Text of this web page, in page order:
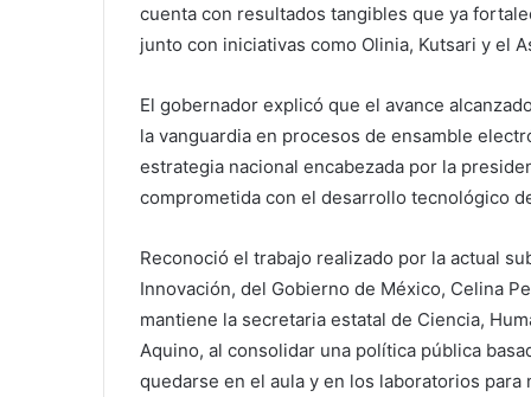
cuenta con resultados tangibles que ya
junto con iniciativas como Olinia, Kutsari y el
El gobernador explicó que el avance
la vanguardia en procesos de ensamble
estrategia nacional encabezada por la
comprometida con el desarrollo tecnológico
Reconoció el trabajo realizado por la actual
Innovación, del Gobierno de México, Celina
mantiene la secretaria estatal de Ciencia,
Aquino, al consolidar una política pública
quedarse en el aula y en los laboratorios